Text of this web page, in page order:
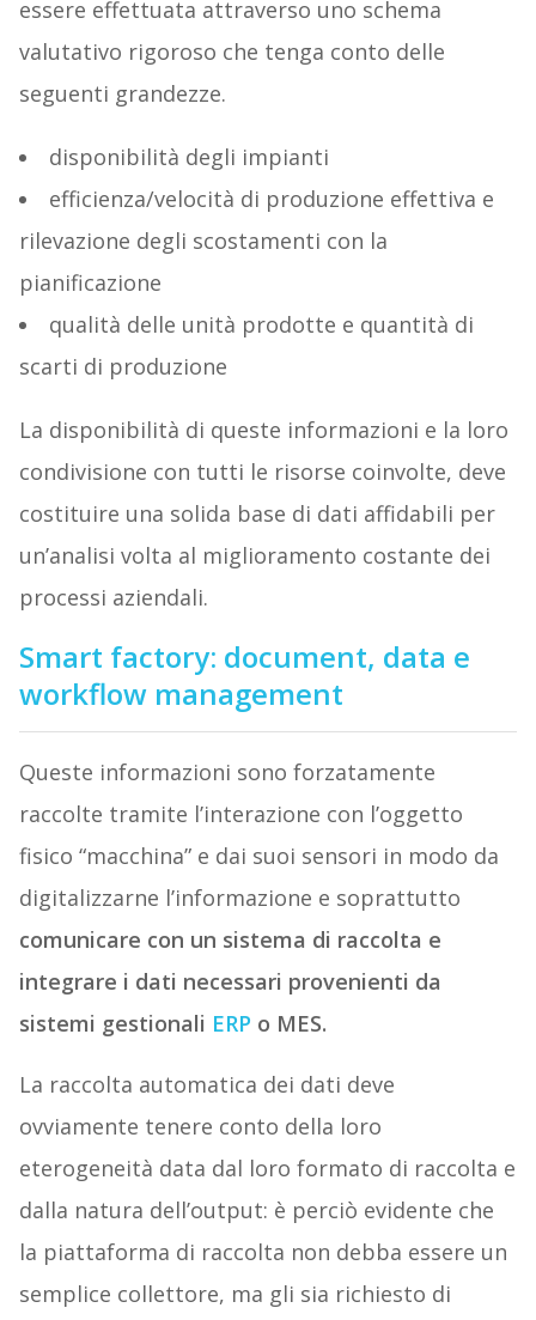
essere effettuata attraverso uno schema
valutativo rigoroso che tenga conto delle
seguenti grandezze.
disponibilità degli impianti
efficienza/velocità di produzione effettiva e
rilevazione degli scostamenti con la
pianificazione
qualità delle unità prodotte e quantità di
scarti di produzione
La disponibilità di queste informazioni e la loro
condivisione con tutti le risorse coinvolte, deve
costituire una solida base di dati affidabili per
un’analisi volta al miglioramento costante dei
processi aziendali.
Smart factory: document, data e
workflow management
Queste informazioni sono forzatamente
raccolte tramite l’interazione con l’oggetto
fisico “macchina” e dai suoi sensori in modo da
digitalizzarne l’informazione e soprattutto
comunicare con un sistema di raccolta e
integrare i dati necessari provenienti da
sistemi gestionali ERP o MES.
La raccolta automatica dei dati deve
ovviamente tenere conto della loro
eterogeneità data dal loro formato di raccolta e
dalla natura dell’output: è perciò evidente che
la piattaforma di raccolta non debba essere un
semplice collettore, ma gli sia richiesto di